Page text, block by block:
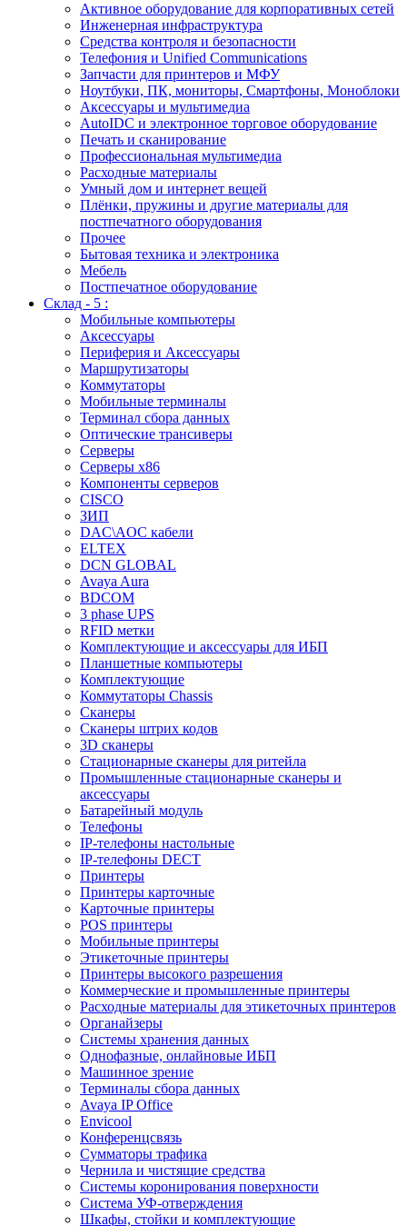
Активное оборудование для корпоративных сетей
Инженерная инфраструктура
Средства контроля и безопасности
Телефония и Unified Communications
Запчасти для принтеров и МФУ
Ноутбуки, ПК, мониторы, Смартфоны, Моноблоки
Аксессуары и мультимедиа
AutoIDC и электронное торговое оборудование
Печать и сканирование
Профессиональная мультимедиа
Расходные материалы
Умный дом и интернет вещей
Плёнки, пружины и другие материалы для
постпечатного оборудования
Прочее
Бытовая техника и электроника
Мебель
Постпечатное оборудование
Склад - 5 :
Мобильные компьютеры
Аксессуары
Периферия и Аксессуары
Маршрутизаторы
Коммутаторы
Мобильные терминалы
Терминал сбора данных
Оптические трансиверы
Серверы
Серверы x86
Компоненты серверов
CISCO
ЗИП
DAC\AOC кабели
ELTEX
DCN GLOBAL
Avaya Aura
BDCOM
3 phase UPS
RFID метки
Комплектующие и аксессуары для ИБП
Планшетные компьютеры
Комплектующие
Коммутаторы Chassis
Сканеры
Сканеры штрих кодов
3D сканеры
Стационарные сканеры для ритейла
Промышленные стационарные сканеры и
аксессуары
Батарейный модуль
Телефоны
IP-телефоны настольные
IP-телефоны DECT
Принтеры
Принтеры карточные
Карточные принтеры
POS принтеры
Мобильные принтеры
Этикеточные принтеры
Принтеры высокого разрешения
Коммерческие и промышленные принтеры
Расходные материалы для этикеточных принтеров
Органайзеры
Системы хранения данных
Однофазные, онлайновые ИБП
Машинное зрение
Терминалы сбора данных
Avaya IP Office
Envicool
Конференцсвязь
Сумматоры трафика
Чернила и чистящие средства
Системы коронирования поверхности
Cистема УФ-отверждения
Шкафы, стойки и комплектующие